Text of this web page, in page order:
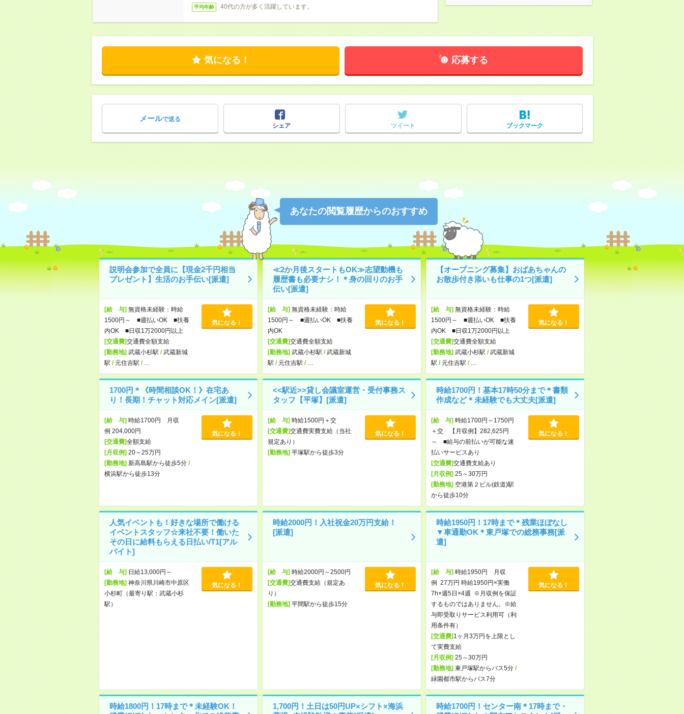
平均年齢 40代の方が多く活躍しています。
気になる！ 応募する
メールで送る
シェア
ツイート ブックマーク
あなたの閲覧履歴からのおすすめ
説明会参加で全員に【現金2千円相当
プレゼント】生活のお手伝い[派遣]
[給 与]無資格未経験：時給
1500円～ ■週払いOK ■扶養
内OK ■日収1万2000円以上
[交通費]交通費全額支給
[勤務地]武蔵小杉駅 /武蔵新城
駅 /元住吉駅 /
気になる！
≪2か月後スタートもOK≫志望動機も
履歴書も必要ナシ！＊身の回りのお手
伝い[派遣]
[給 与]無資格未経験：時給
1500円～ ■週払いOK ■扶養
内OK
[交通費]交通費全額支給
[勤務地]武蔵小杉駅 /武蔵新城
駅 /元住吉駅 /
気になる！
【オープニング募集】おばあちゃんの
お散歩付き添いも仕事の1つ[派遣]
[給 与]無資格未経験：時給
1500円～ ■週払いOK ■扶養
内OK ■日収1万2000円以上
[交通費]交通費全額支給
[勤務地]武蔵小杉駅 /武蔵新城
駅 /元住吉駅 /
気になる！
1700円＊《時間相談OK！》在宅あ
り！長期！チャット対応メイン[派遣]
[給 与]時給1700円 月収
例 204,000円
[交通費]全額支給
[月収例]20～25万円
[勤務地]新高島駅から徒歩5分/
横浜駅から徒歩13分
気になる！
<<駅近>>貸し会議室運営・受付事務ス
タッフ【平塚】[派遣]
[給 与]時給1500円＋交
[交通費]交通費実費支給（当社
規定あり）
[勤務地]平塚駅から徒歩3分
気になる！
時給1700円！基本17時50分まで＊書類
作成など＊未経験でも大丈夫[派遣]
[給 与]時給1700円～1750円
＋交 【月収例】282,625円
～ ■給与の前払いが可能な速
払いサービスあり
[交通費]交通費支給あり
[月収例]25～30万円
[勤務地]空港第２ビル(鉄道)駅
から徒歩10分
気になる！
人気イベントも！好きな場所で働ける
イベントスタッフ☆来社不要！働いた
その日に給料もらえる日払い/T1[アル
バイト]
[給 与]日給13,000円～
[勤務地]神奈川県川崎市中原区
小杉町（最寄り駅：武蔵小杉
駅）
気になる！
時給2000円！入社祝金20万円支給！
[派遣]
[給 与]時給2000円～2500円
[交通費]交通費支給（規定あ
り）
[勤務地]平間駅から徒歩15分
気になる！
時給1950円！17時まで＊残業ほぼなし
▼車通勤OK＊東戸塚での総務事務[派
遣]
[給 与]時給1950円 月収
例 27万円 時給1950円×実働
7h×週5日×4週 ※月収例を保証
するものではありません。※給
与即受取りサービス利用可（利
用条件有）
[交通費]1ヶ月3万円を上限とし
て実費支給
[月収例]25～30万円
[勤務地]東戸塚駅からバス5分/
緑園都市駅からバス7分
気になる！
時給1800円！17時まで＊未経験OK！
1,700円！土日は50円UP×シフト×海浜
時給1700円！センター南＊17時まで・